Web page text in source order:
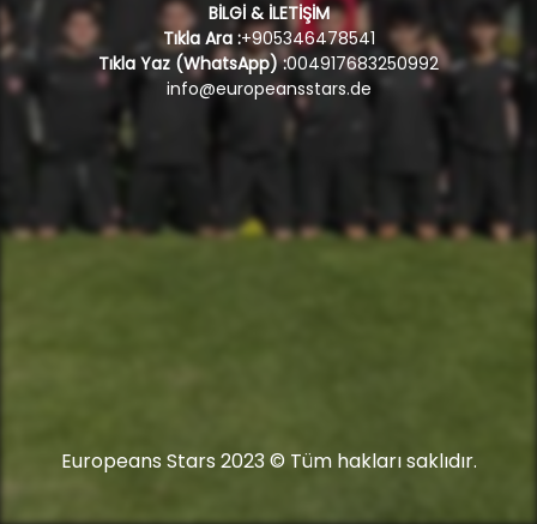
BİLGİ & İLETİŞİM
Tıkla Ara :+905346478541
Tıkla Yaz (WhatsApp) :004917683250992
info@europeansstars.de
Europeans Stars 2023 © Tüm hakları saklıdır.